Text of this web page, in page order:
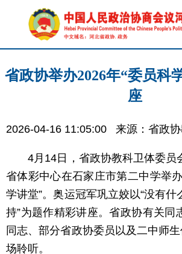
省政协举办2026年“委员科
座
2026-04-16 11:05:00 来源：省政
4月14日，省政协教科卫体委员
省体彩中心在石家庄市第二中学举
学讲堂”。奥运冠军巩立姣以“没有什
持”为题作精彩讲座。省政协有关同
同志、部分省政协委员以及二中师
场聆听。